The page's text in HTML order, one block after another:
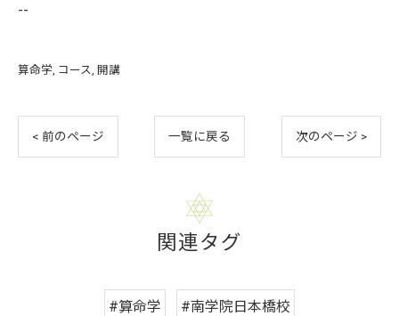
--
算命学 コース 開講
< 前のページ 一覧に戻る 次のページ >
関連タグ
#算命学 #南学院日本橋校